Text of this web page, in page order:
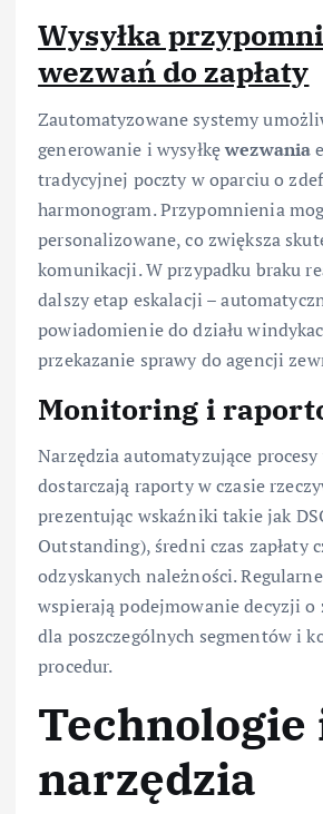
Wysyłka
wezwań do zapłaty
Zautomatyzowane systemy
generowanie i wysyłkęwezwania
tradycyjnej poczty w oparciu o
harmonogram. Przypomnienia
personalizowane, co zwiększa
komunikacji. W przypadku braku
dalszy etap eskalacji –
powiadomienie do działu
przekazanie sprawy do agencji
Monitoring i
Narzędzia automatyzujące
dostarczają raporty w czasie
prezentując wskaźniki takie jak
Outstanding), średni czas zapłaty
odzyskanych należności.
wspierają podejmowanie decyzji
dla poszczególnych segmentów i
procedur.
Technologie
narzędzia